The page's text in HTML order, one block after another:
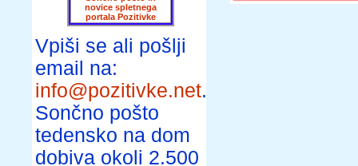
novice spletnega
portala Pozitivke
Vpiši se ali pošlji
email na:
info@pozitivke.net.
Sončno pošto
tedensko na dom
dobiva okoli 2.500